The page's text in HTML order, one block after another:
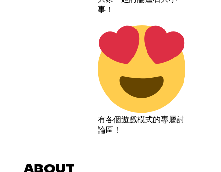
事！
有各個遊戲模式的專屬討
論區！
ABOUT